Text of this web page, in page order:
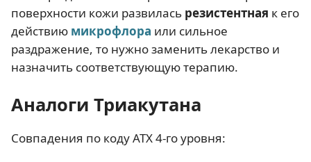
поверхности кожи развилась резистентная к его
действию микрофлора или сильное
раздражение, то нужно заменить лекарство и
назначить соответствующую терапию.
Аналоги Триакутана
Совпадения по коду АТХ 4-го уровня: